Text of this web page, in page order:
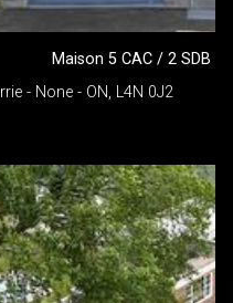
Maison 5 CAC / 2 SDB
- None - ON, L4N 0J2